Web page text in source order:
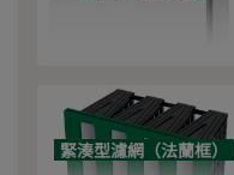
緊湊型濾網（法蘭框）